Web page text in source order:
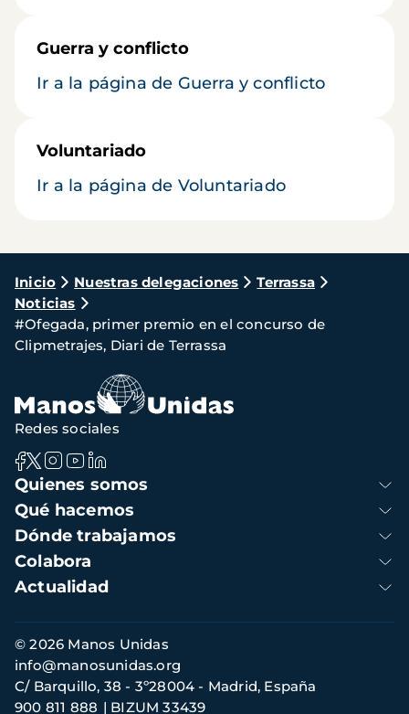
Guerra y conflicto
Ir a la página de Guerra y conflicto
Voluntariado
Ir a la página de Voluntariado
Ruta
de
navegación
Inicio Nuestras delegaciones
Terrassa
Noticias
#Ofegada, primer premio en el concurso de
Clipmetrajes, Diari de Terrassa
Navegación
principal
Quienes somos
Qué hacemos
Dónde trabajamos
Colabora
Actualidad
Redes sociales
Información
de
contacto
© 2026 Manos Unidas
C/ Barquillo, 38 - 3º28004 - Madrid, España
900 811 888
BIZUM 33439
info@manosunidas.org